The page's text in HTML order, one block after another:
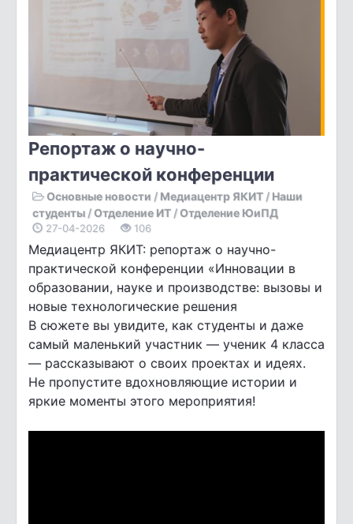
Репортаж о научно-
практической конференции
Основные новости / Медиацентр ЯКИТ / Наши
студенты / Отделение ИТ / Отделение ЮиПД
27-04-2026 106
Медиацентр ЯКИТ: репортаж о научно-
практической конференции «Инновации в
образовании, науке и производстве: вызовы и
новые технологические решения
В сюжете вы увидите, как студенты и даже
самый маленький участник — ученик 4 класса
— рассказывают о своих проектах и идеях.
Не пропустите вдохновляющие истории и
яркие моменты этого мероприятия!